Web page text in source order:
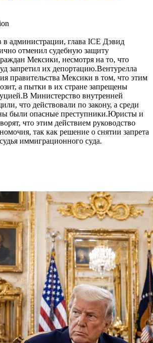
в администрации, глава ICE Дэвид
отменил судебную защиту
Мексики, несмотря на то, что
запретил их депортацию.Вентурелла
правительства Мексики в том, что этим
а пытки в их стране запрещены
Министерство внутренней
что действовали по закону, а среди
были опасные преступники.Юристы и
что этим действием руководство
так как решение о снятии запрета
иммиграционного суда.